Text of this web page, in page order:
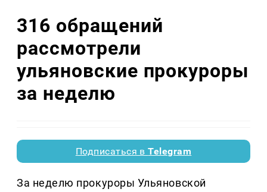
316 обращений
рассмотрели
ульяновские прокуроры
за неделю
Подписаться вTelegram
За неделю прокуроры Ульяновской